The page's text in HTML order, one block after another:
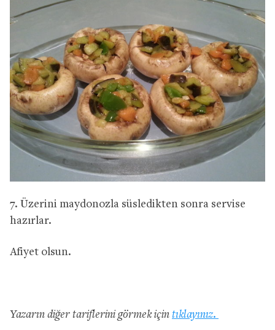
7. Üzerini maydonozla süsledikten sonra servise
hazırlar.
Afiyet olsun.
Yazarın diğer tariflerini görmek için tıklayınız.